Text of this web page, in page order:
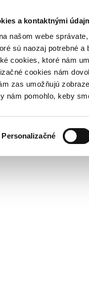
a kontaktnými
našom webe
sú naozaj potrebné
cookies, ktoré nám
cookies nám
zas umožňujú
nám pomohlo, keby
Personalizačné